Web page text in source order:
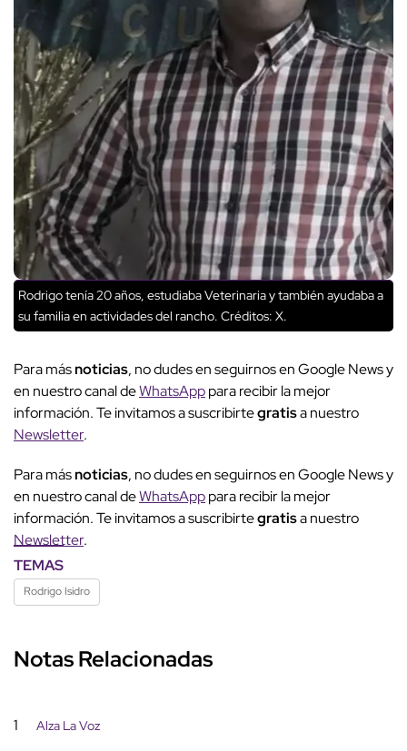
Rodrigo tenía 20 años, estudiaba Veterinaria y también ayudaba a
su familia en actividades del rancho. Créditos: X.
Para másnoticias, no dudes en seguirnos en Google News y
en nuestro canal deWhatsApppara recibir la mejor
información. Te invitamos a suscribirtegratisa nuestro
Newsletter.
Para másnoticias, no dudes en seguirnos en Google News y
en nuestro canal deWhatsApppara recibir la mejor
información. Te invitamos a suscribirtegratisa nuestro
Newsletter.
TEMAS
Rodrigo Isidro
Notas Relacionadas
1 Alza La Voz